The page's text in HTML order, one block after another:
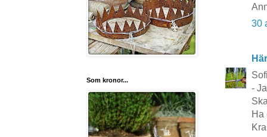
30
-
Ha
Som kronor...